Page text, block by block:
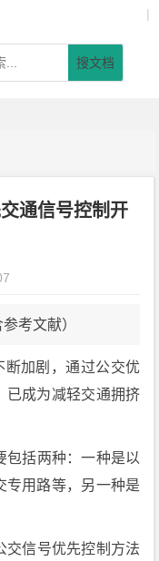
|
搜文档
通信号控制开
考文献）
断加剧，通过公交优
已成为减轻交通拥挤
包括两种：一种是以
专用路等，另一种是
交信号优先控制方法